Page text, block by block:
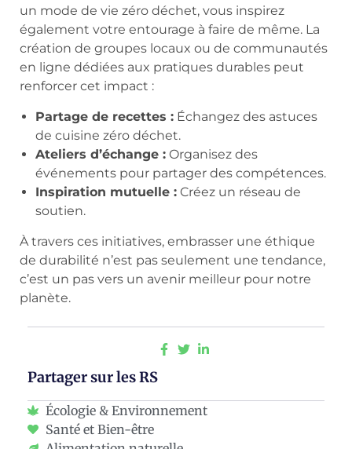
un mode de vie zéro déchet, vous inspirez
également votre entourage à faire de même. La
création de groupes locaux ou de communautés
en ligne dédiées aux pratiques durables peut
renforcer cet impact :
Partage de recettes : Échangez des astuces
de cuisine zéro déchet.
Ateliers d’échange : Organisez des
événements pour partager des compétences.
Inspiration mutuelle : Créez un réseau de
soutien.
À travers ces initiatives, embrasser une éthique
de durabilité n’est pas seulement une tendance,
c’est un pas vers un avenir meilleur pour notre
planète.
Partager sur les RS
Écologie & Environnement
Santé et Bien-être